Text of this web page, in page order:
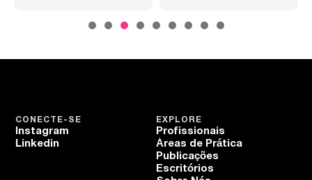
EXPLORE
Profissionais
Áreas de Prática
Publicações
Escritórios
CONECTE-SE
Instagram
Linkedin